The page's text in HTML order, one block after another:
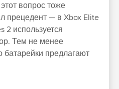
вопрос тоже
прецедент — в Xbox Elite
2 используется
Тем не менее
предлагают